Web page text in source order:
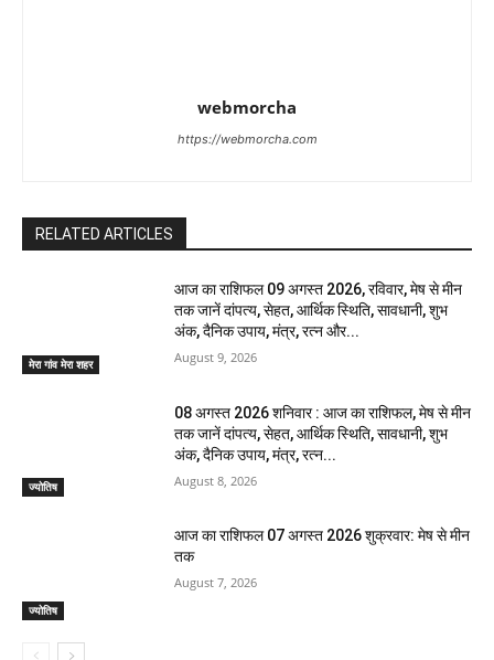
webmorcha
https://webmorcha.com
RELATED ARTICLES
मेरा गांव मेरा शहर
आज का राशिफल 09 अगस्त 2026, रविवार, मेष से मीन
तक जानें दांपत्य, सेहत, आर्थिक स्थिति, सावधानी, शुभ
अंक, दैनिक उपाय, मंत्र, रत्न और...
August 9, 2026
ज्योतिष
08 अगस्त 2026 शनिवार : आज का राशिफल, मेष से मीन
तक जानें दांपत्य, सेहत, आर्थिक स्थिति, सावधानी, शुभ
अंक, दैनिक उपाय, मंत्र, रत्न...
August 8, 2026
ज्योतिष
आज का राशिफल 07 अगस्त 2026 शुक्रवार: मेष से मीन
तक
August 7, 2026